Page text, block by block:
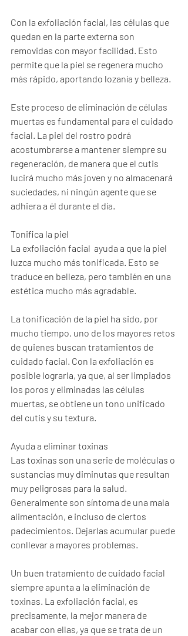
Con la exfoliación facial, las células que
quedan en la parte externa son
removidas con mayor facilidad. Esto
permite que la piel se regenera mucho
más rápido, aportando lozanía y belleza.
Este proceso de eliminación de células
muertas es fundamental para el cuidado
facial. La piel del rostro podrá
acostumbrarse a mantener siempre su
regeneración, de manera que el cutis
lucirá mucho más joven y no almacenará
suciedades, ni ningún agente que se
adhiera a él durante el día.
Tonifica la piel
La exfoliación facial  ayuda a que la piel
luzca mucho más tonificada. Esto se
traduce en belleza, pero también en una
estética mucho más agradable.
La tonificación de la piel ha sido, por
mucho tiempo, uno de los mayores retos
de quienes buscan tratamientos de
cuidado facial. Con la exfoliación es
posible lograrla, ya que, al ser limpiados
los poros y eliminadas las células
muertas, se obtiene un tono unificado
del cutis y su textura.
Ayuda a eliminar toxinas
Las toxinas son una serie de moléculas o
sustancias muy diminutas que resultan
muy peligrosas para la salud.
Generalmente son síntoma de una mala
alimentación, e incluso de ciertos
padecimientos. Dejarlas acumular puede
conllevar a mayores problemas.
Un buen tratamiento de cuidado facial
siempre apunta a la eliminación de
toxinas. La exfoliación facial, es
precisamente, la mejor manera de
acabar con ellas, ya que se trata de un